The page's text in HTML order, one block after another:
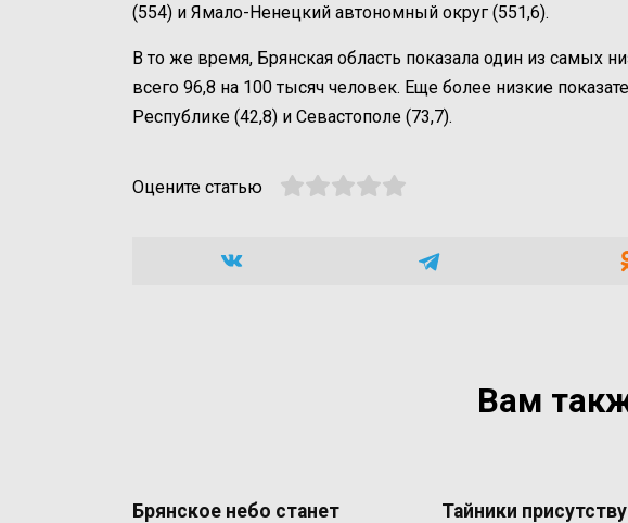
(554) и Ямало-Ненецкий автономный округ (551,6).
В то же время, Брянская область показала один из самых
всего 96,8 на 100 тысяч человек. Еще более низкие
Республике (42,8) и Севастополе (73,7).
Оцените статью
Вам
Брянское небо станет
Тайники